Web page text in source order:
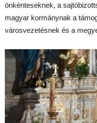
önkénteseknek, a
magyar kormánynak a
városvezetésnek és a